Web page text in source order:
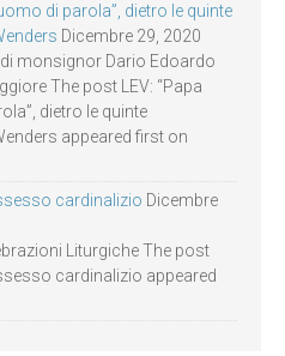
di parola”, dietro le quinte
Dicembre 29, 2020
monsignor Dario Edoardo
The post LEV: “Papa
dietro le quinte
appeared first on
cardinalizio Dicembre
Liturgiche The post
cardinalizio appeared